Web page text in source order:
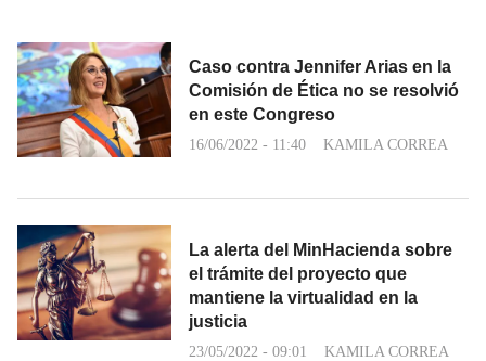
Caso contra Jennifer Arias en la
Comisión de Ética no se resolvió
en este Congreso
16/06/2022 - 11:40 KAMILA CORREA
La alerta del MinHacienda sobre
el trámite del proyecto que
mantiene la virtualidad en la
justicia
23/05/2022 - 09:01 KAMILA CORREA